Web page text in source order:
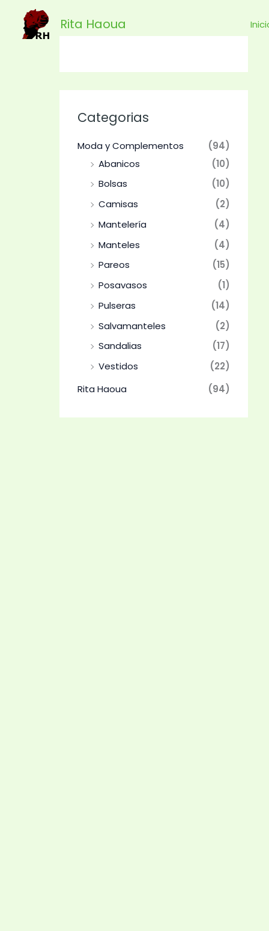
contenido
Rita Haoua
Categorias
Moda y Complementos
(94)
Abanicos
(10)
Bolsas
(10)
Camisas
(2)
Mantelería
(4)
Manteles
(4)
Pareos
(15)
Posavasos
(1)
Pulseras
(14)
Salvamanteles
(2)
Sandalias
(17)
Vestidos
(22)
Rita Haoua
(94)